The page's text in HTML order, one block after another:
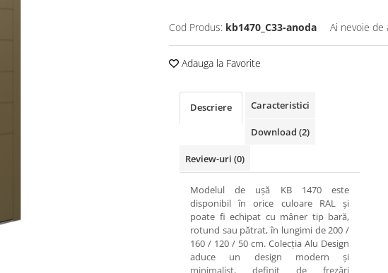
Cod Produs: kb1470_C33-anoda Ai nevoie de
Adauga la Favorite
Descriere Caracteristici
Download (2)
Review-uri (0)
Modelul de ușă KB 1470 este
disponibil în orice culoare RAL și
poate fi echipat cu mâner tip bară,
rotund sau pătrat, în lungimi de 200 /
160 / 120 / 50 cm. Colecția Alu Design
aduce un design modern și
minimalist, definit de frezări